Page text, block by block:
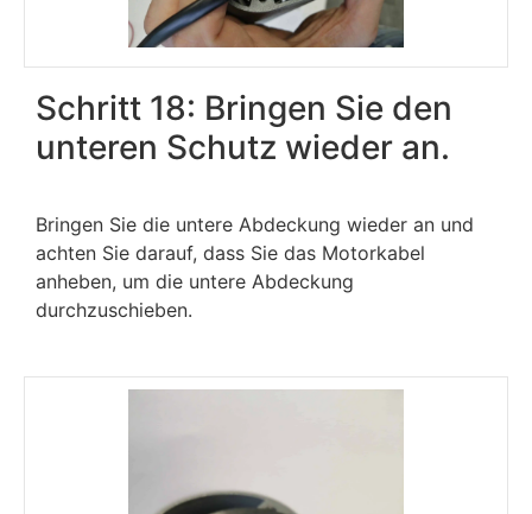
Schritt 18: Bringen Sie den
unteren Schutz wieder an.
Bringen Sie die untere Abdeckung wieder an und
achten Sie darauf, dass Sie das Motorkabel
anheben, um die untere Abdeckung
durchzuschieben.